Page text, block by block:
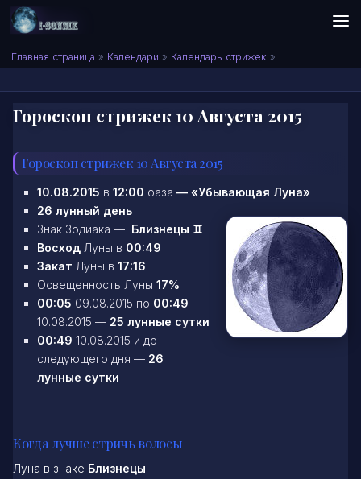
Skip to content
Сонник I-SONNIK.COM
Главная страница » Календари » Календарь стрижек »
Гороскоп стрижек 10 Августа 2015
Гороскоп стрижек 10 Августа 2015
10.08.2015 в 12:00 фаза — «Убывающая Луна»
26 лунный день
Знак Зодиака — Близнецы ♊
Восход Луны в 00:49
Закат Луны в 17:16
Освещенность Луны 17%
00:05 09.08.2015 по 00:49
10.08.2015 — 25 лунные сутки
00:49 10.08.2015 и до
следующего дня — 26
лунные сутки
Когда лучше стричь волосы
Луна в знаке Близнецы